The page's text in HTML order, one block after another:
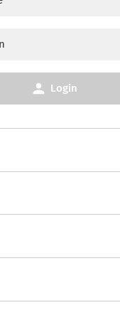
Login